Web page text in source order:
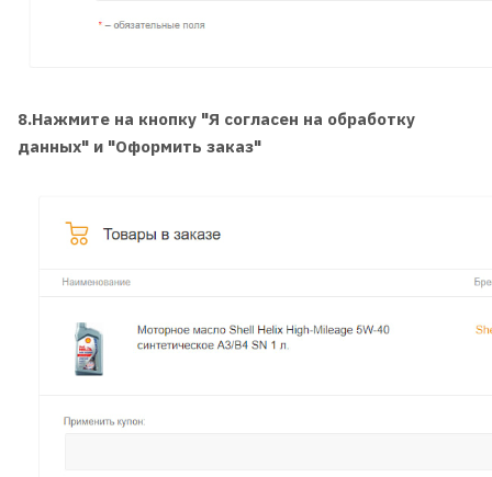
8.Нажмите на кнопку "Я согласен на обработку
данных" и "Оформить заказ"